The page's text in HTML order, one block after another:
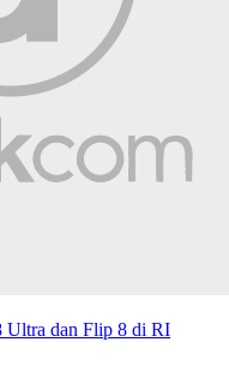
Ultra dan Flip 8 di RI